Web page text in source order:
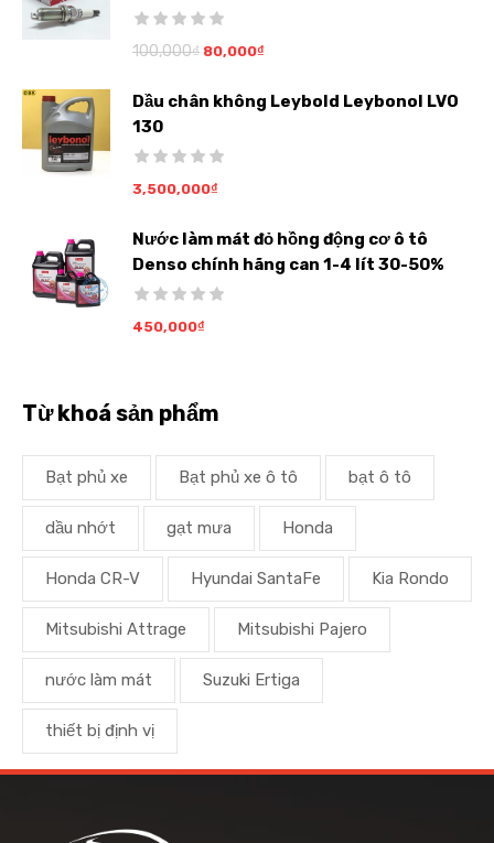
100,000₫ 80,000₫
Dầu chân không Leybold Leybonol LVO
130
3,500,000₫
Nước làm mát đỏ hồng động cơ ô tô
Denso chính hãng can 1-4 lít 30-50%
450,000₫
Từ khoá sản phẩm
Bạt phủ xe Bạt phủ xe ô tô bạt ô tô
dầu nhớt gạt mưa Honda
Honda CR-V Hyundai SantaFe Kia Rondo
Mitsubishi Attrage Mitsubishi Pajero
nước làm mát Suzuki Ertiga
thiết bị định vị